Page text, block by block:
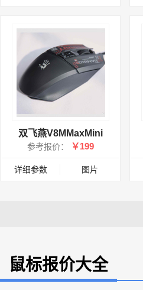
双飞燕V8MMaxMini
参考报价： ￥199
详细参数 图片
鼠标报价大全